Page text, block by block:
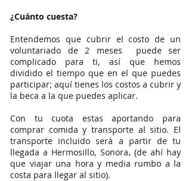
¿Cuánto cuesta?
Entendemos que cubrir el costo de un
voluntariado de 2 meses puede ser
complicado para ti, así que hemos
dividido el tiempo que en el que puedes
participar; aquí tienes los costos a cubrir y
la beca a la que puedes aplicar.
Con tu cuota estas aportando para
comprar comida y transporte al sitio. El
transporte incluido será a partir de tu
llegada a Hermosillo, Sonora. (de ahí hay
que viajar una hora y media rumbo a la
costa para llegar al sitio).